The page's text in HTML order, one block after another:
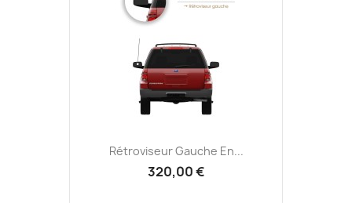
Rétroviseur Gauche En...
320,00 €